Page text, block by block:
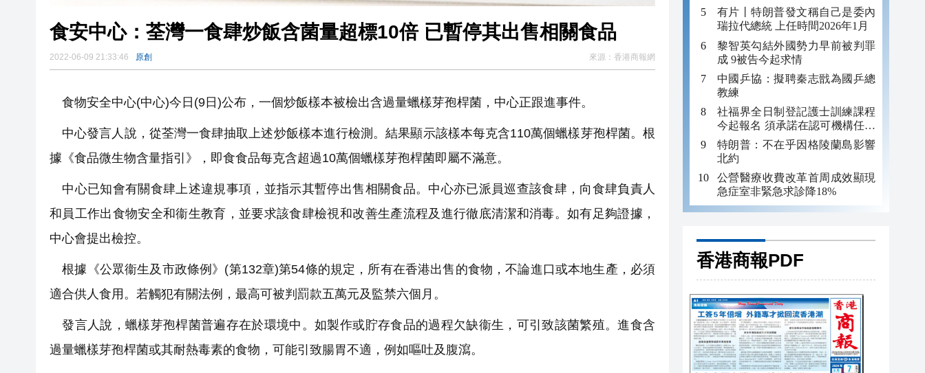
食安中心：荃灣一食肆炒飯含菌量超標10倍 已暫停其出售相關食品
2022-06-09 21:33:46 原創 來源： 香港商報網
食物安全中心(中心)今日(9日)公布，一個炒飯樣本被檢出含過量蠟樣芽孢桿菌，中心正跟進事件。
中心發言人說，從荃灣一食肆抽取上述炒飯樣本進行檢測。結果顯示該樣本每克含110萬個蠟樣芽孢桿菌。根
據《食品微生物含量指引》，即食食品每克含超過10萬個蠟樣芽孢桿菌即屬不滿意。
中心已知會有關食肆上述違規事項，並指示其暫停出售相關食品。中心亦已派員巡查該食肆，向食肆負責人
和員工作出食物安全和衞生教育，並要求該食肆檢視和改善生產流程及進行徹底清潔和消毒。如有足夠證據，
中心會提出檢控。
根據《公眾衞生及市政條例》(第132章)第54條的規定，所有在香港出售的食物，不論進口或本地生產，必須
適合供人食用。若觸犯有關法例，最高可被判罰款五萬元及監禁六個月。
發言人說，蠟樣芽孢桿菌普遍存在於環境中。如製作或貯存食品的過程欠缺衞生，可引致該菌繁殖。進食含
過量蠟樣芽孢桿菌或其耐熱毒素的食物，可能引致腸胃不適，例如嘔吐及腹瀉。
有片丨特朗普發文稱自己是委內
瑞拉代總統 上任時間2026年1月
黎智英勾結外國勢力早前被判罪
成 9被告今起求情
中國乒協：擬聘秦志戩為國乒總
教練
社福界全日制登記護士訓練課程
今起報名 須承諾在認可機構任職
至少三年
特朗普：不在乎因格陵蘭島影響
北約
公營醫療收費改革首周成效顯現
急症室非緊急求診降18%
香港商報PDF